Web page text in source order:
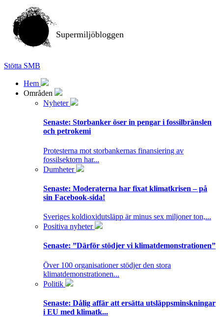
Supermiljöbloggen
Stötta SMB
Hem
Områden
Nyheter
Senaste: Storbanker öser in pengar i fossilbränslen
och petrokemi
Protesterna mot storbankernas finansiering av
fossilsektorn har...
Dumheter
Senaste: Moderaterna har fixat klimatkrisen – på
sin Facebook-sida!
Sveriges koldioxidutsläpp är minus sex miljoner ton,...
Positiva nyheter
Senaste: ”Därför stödjer vi klimatdemonstrationen”
Över 100 organisationer stödjer den stora
klimatdemonstrationen...
Politik
Senaste: Dålig affär att ersätta utsläppsminskningar
i EU med klimatk...